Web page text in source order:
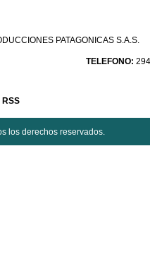
PATAGONICAS S.A.S.
TELEFONO:
RSS
los derechos reservados.